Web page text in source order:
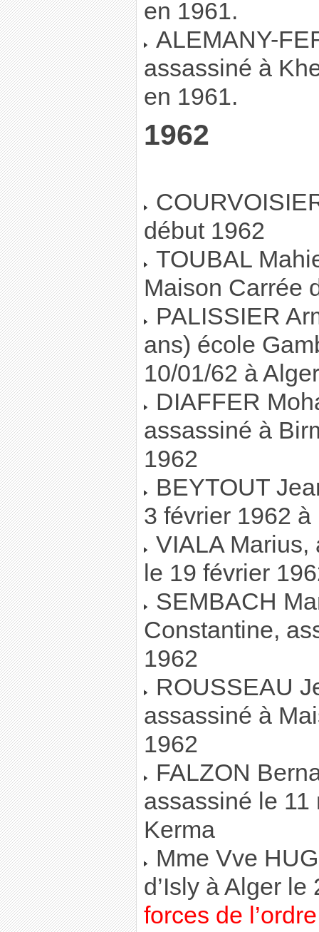
en 1961.
ALEMANY-
assassiné à
en 1961.
1962
début 1962
TOUBAL
Maison Carrée
PALISSIER
ans) école
10/01/62 à Alger
DIAFFER
assassiné à
1962
BEYTOUT
3 février 1962 à
VIALA Marius,
le 19 février
SEMBACH
Constantine,
1962
ROUSSEAU
assassiné à
1962
FALZON
assassiné le 11
Kerma
Mme Vve
d’Isly à Alger
forces de